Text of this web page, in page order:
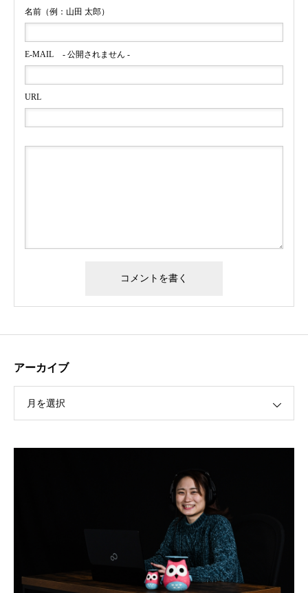
三船仁選手が出演！
名前（例：山田 太郎）
E-MAIL - 公開されません -
URL
アーカイブ
月を選択